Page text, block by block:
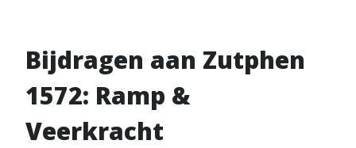
Bijdragen aan Zutphen
1572: Ramp &
Veerkracht